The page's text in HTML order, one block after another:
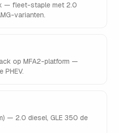
— fleet-staple met 2.0
varianten.
op MFA2-platform —
PHEV.
— 2.0 diesel, GLE 350 de